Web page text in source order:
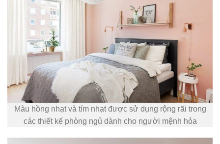
Màu hồng nhạt và tím nhạt được sử dụng rộng rãi trong
các thiết kế phòng ngủ dành cho người mệnh hỏa